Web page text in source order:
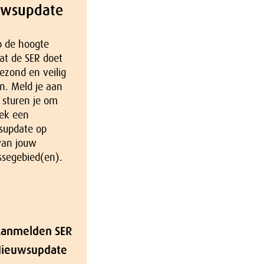
de hoogte
de SER doet
en veilig
Meld je aan
je om
een
op
jouw
SER